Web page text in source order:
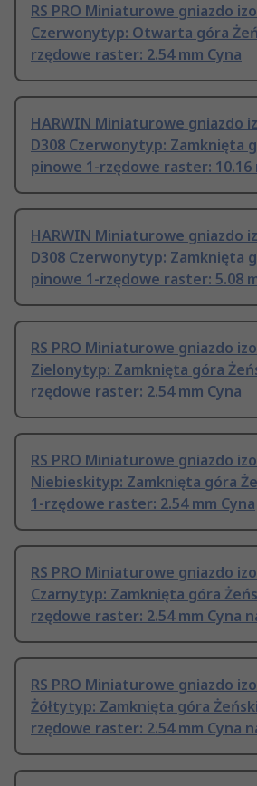
RS PRO Miniaturowe gniazdo
Czerwonytyp: Otwarta góra
rzędowe raster: 2.54 mm Cyna
HARWIN Miniaturowe gniazdo
D308 Czerwonytyp: Zamknięta
pinowe 1-rzędowe raster: 10.16
HARWIN Miniaturowe gniazdo
D308 Czerwonytyp: Zamknięta
pinowe 1-rzędowe raster: 5.08
RS PRO Miniaturowe gniazdo
Zielonytyp: Zamknięta góra
rzędowe raster: 2.54 mm Cyna
RS PRO Miniaturowe gniazdo
Niebieskityp: Zamknięta góra
1-rzędowe raster: 2.54 mm Cyna
RS PRO Miniaturowe gniazdo
Czarnytyp: Zamknięta góra
rzędowe raster: 2.54 mm Cyna
RS PRO Miniaturowe gniazdo
Żółtytyp: Zamknięta góra
rzędowe raster: 2.54 mm Cyna